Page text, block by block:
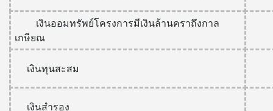
เงินออมทรัพย์โครงการมีเงินล้านคราถึงกาล
เกษียณ
เงินทุนสะสม
เงินสำรอง